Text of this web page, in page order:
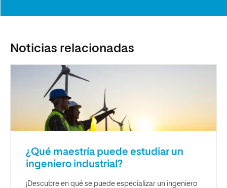
Noticias relacionadas
¿Qué maestría puede estudiar un
ingeniero industrial?
¡Descubre en qué se puede especializar un ingeniero